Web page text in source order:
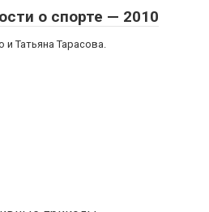
о спорте — 2010
Татьяна Тарасова.